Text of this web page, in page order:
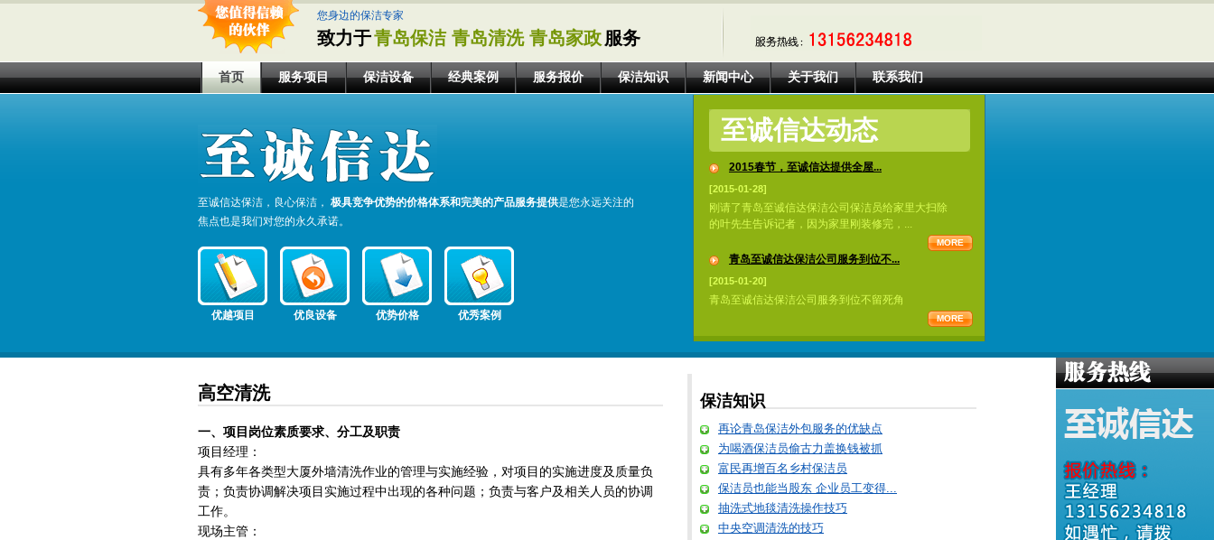
致力于青岛保洁 青岛清洗 青岛家政 服务
您身边的保洁专家
首页 服务项目 保洁设备 经典案例 服务报价 保洁知识 新闻中心 关于我们 联系我们
至诚信达保洁，良心保洁， 极具竞争优势的价格体系和完美的产品服务提供是您永远关注的
焦点也是我们对您的永久承诺。
优越项目 优良设备 优势价格 优秀案例
至诚信达动态
2015春节，至诚信达提供全屋...
[2015-01-28]
刚请了青岛至诚信达保洁公司保洁员给家里大扫除
的叶先生告诉记者，因为家里刚装修完，...
MORE
青岛至诚信达保洁公司服务到位不...
[2015-01-20]
青岛至诚信达保洁公司服务到位不留死角
MORE
高空清洗
一、项目岗位素质要求、分工及职责
项目经理：
具有多年各类型大厦外墙清洗作业的管理与实施经验，对项目的实施进度及质量负
责；负责协调解决项目实施过程中出现的各种问题；负责与客户及相关人员的协调
工作。
现场主管：
保洁知识
再论青岛保洁外包服务的优缺点
为喝酒保洁员偷古力盖换钱被抓
富民再增百名乡村保洁员
保洁员也能当股东 企业员工变得...
抽洗式地毯清洗操作技巧
中央空调清洗的技巧